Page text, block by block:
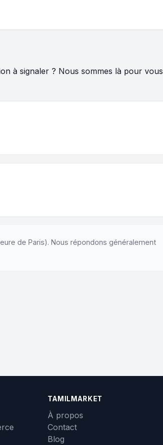
à signaler ? Nous sommes là pour vous
de Paris). Nous répondons généralement
TAMILMARKET
À propos
Contact
Blog